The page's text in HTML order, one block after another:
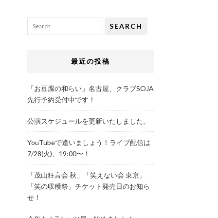
SEARCH
最近の投稿
「お豆腐の和らい」名古屋、クラブSOJA
先行予約受付中です！
公演スケジュールを更新いたしました。
YouTubeで逢いましょう！ライブ配信は
7/28(火)、19:00〜！
「茂山狂言会 秋」「笑えない会 東京」
「笑の収穫祭」チケット発売日のお知ら
せ！